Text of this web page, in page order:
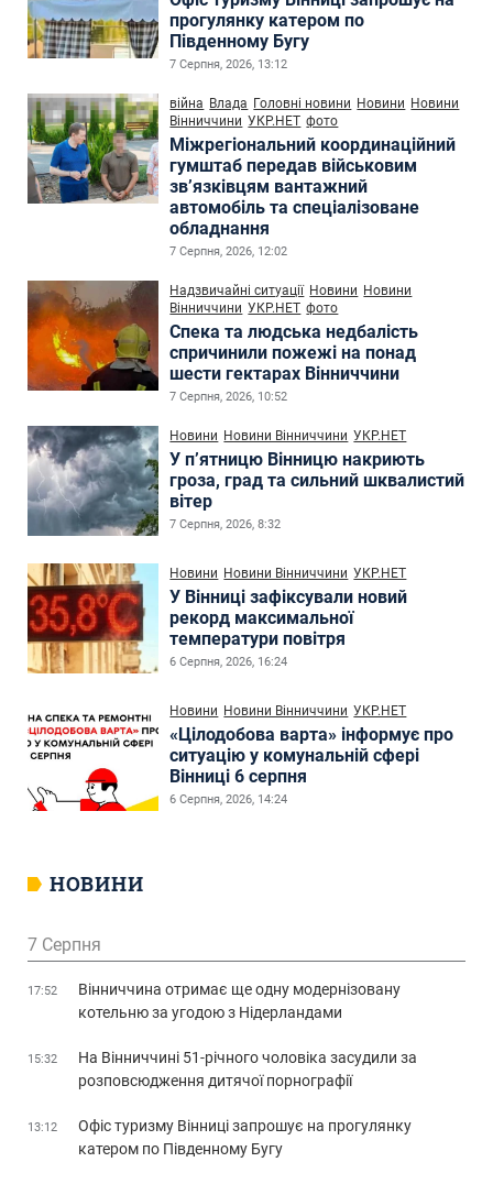
прогулянку катером по
Південному Бугу
7 Серпня, 2026, 13:12
війна Влада Головні новини Новини Новини
Вінниччини УКР.НЕТ фото
Міжрегіональний координаційний
гумштаб передав військовим
зв’язківцям вантажний
автомобіль та спеціалізоване
обладнання
7 Серпня, 2026, 12:02
Надзвичайні ситуації Новини Новини
Вінниччини УКР.НЕТ фото
Спека та людська недбалість
спричинили пожежі на понад
шести гектарах Вінниччини
7 Серпня, 2026, 10:52
Новини Новини Вінниччини УКР.НЕТ
У п’ятницю Вінницю накриють
гроза, град та сильний шквалистий
вітер
7 Серпня, 2026, 8:32
Новини Новини Вінниччини УКР.НЕТ
У Вінниці зафіксували новий
рекорд максимальної
температури повітря
6 Серпня, 2026, 16:24
Новини Новини Вінниччини УКР.НЕТ
«Цілодобова варта» інформує про
ситуацію у комунальній сфері
Вінниці 6 серпня
6 Серпня, 2026, 14:24
НОВИНИ
7 Серпня
17:52
Вінниччина отримає ще одну модернізовану
котельню за угодою з Нідерландами
15:32
На Вінниччині 51-річного чоловіка засудили за
розповсюдження дитячої порнографії
13:12
Офіс туризму Вінниці запрошує на прогулянку
катером по Південному Бугу